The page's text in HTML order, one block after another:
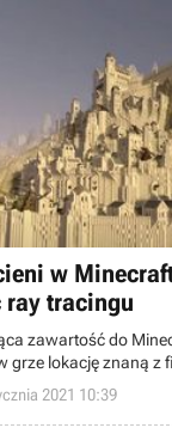
w
ray tracingu
zawartość do
grze lokację znaną z
możliwości
2021 10:39